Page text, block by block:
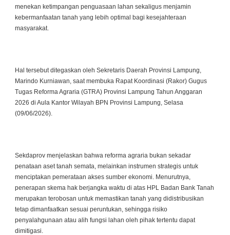
menekan ketimpangan penguasaan lahan sekaligus menjamin
kebermanfaatan tanah yang lebih optimal bagi kesejahteraan
masyarakat.
Hal tersebut ditegaskan oleh Sekretaris Daerah Provinsi Lampung,
Marindo Kurniawan, saat membuka Rapat Koordinasi (Rakor) Gugus
Tugas Reforma Agraria (GTRA) Provinsi Lampung Tahun Anggaran
2026 di Aula Kantor Wilayah BPN Provinsi Lampung, Selasa
(09/06/2026).
Sekdaprov menjelaskan bahwa reforma agraria bukan sekadar
penataan aset tanah semata, melainkan instrumen strategis untuk
menciptakan pemerataan akses sumber ekonomi. Menurutnya,
penerapan skema hak berjangka waktu di atas HPL Badan Bank Tanah
merupakan terobosan untuk memastikan tanah yang didistribusikan
tetap dimanfaatkan sesuai peruntukan, sehingga risiko
penyalahgunaan atau alih fungsi lahan oleh pihak tertentu dapat
dimitigasi.